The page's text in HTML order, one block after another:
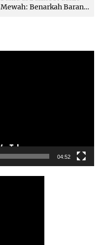
Mewah: Benarkah Barang
04:52